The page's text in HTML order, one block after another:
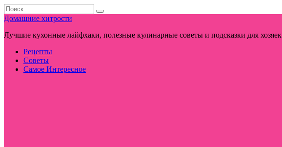
Перейти
к
контенту
Search
for:
Домашние хитрости
Лучшие кухонные лайфхаки, полезные кулинарные советы и подсказки для хозяек
Рецепты
Советы
Самое Интересное